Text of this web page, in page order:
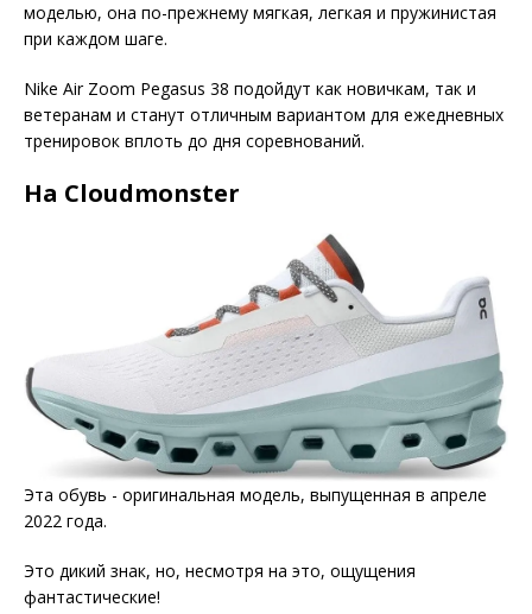
моделью, она по-прежнему мягкая, легкая и пружинистая
при каждом шаге.
Nike Air Zoom Pegasus 38 подойдут как новичкам, так и
ветеранам и станут отличным вариантом для ежедневных
тренировок вплоть до дня соревнований.
На Cloudmonster
Эта обувь - оригинальная модель, выпущенная в апреле
2022 года.
Это дикий знак, но, несмотря на это, ощущения
фантастические!